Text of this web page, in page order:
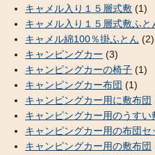
キャメル入り１５層式敷 (1)
キャメル入り１５層式敷ふと
キャメル綿100％掛ふとん (2)
キャンピングカー (3)
キャンピングカーの椅子 (1)
キャンピングカー布団 (1)
キャンピングカー用に敷布団
キャンピングカー用のうすい
キャンピングカー用の布団セ
キャンピングカー用の敷布団